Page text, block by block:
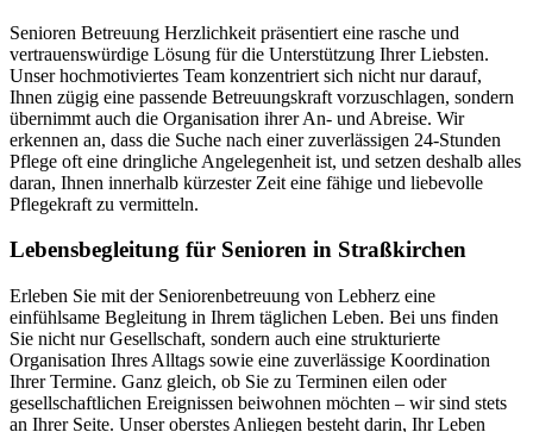
Senioren Betreuung Herzlichkeit präsentiert eine rasche und
vertrauenswürdige Lösung für die Unterstützung Ihrer Liebsten.
Unser hochmotiviertes Team konzentriert sich nicht nur darauf,
Ihnen zügig eine passende Betreuungskraft vorzuschlagen, sondern
übernimmt auch die Organisation ihrer An- und Abreise. Wir
erkennen an, dass die Suche nach einer zuverlässigen 24-Stunden
Pflege oft eine dringliche Angelegenheit ist, und setzen deshalb alles
daran, Ihnen innerhalb kürzester Zeit eine fähige und liebevolle
Pflegekraft zu vermitteln.
Lebensbegleitung für Senioren in Straßkirchen
Erleben Sie mit der Seniorenbetreuung von Lebherz eine
einfühlsame Begleitung in Ihrem täglichen Leben. Bei uns finden
Sie nicht nur Gesellschaft, sondern auch eine strukturierte
Organisation Ihres Alltags sowie eine zuverlässige Koordination
Ihrer Termine. Ganz gleich, ob Sie zu Terminen eilen oder
gesellschaftlichen Ereignissen beiwohnen möchten – wir sind stets
an Ihrer Seite. Unser oberstes Anliegen besteht darin, Ihr Leben